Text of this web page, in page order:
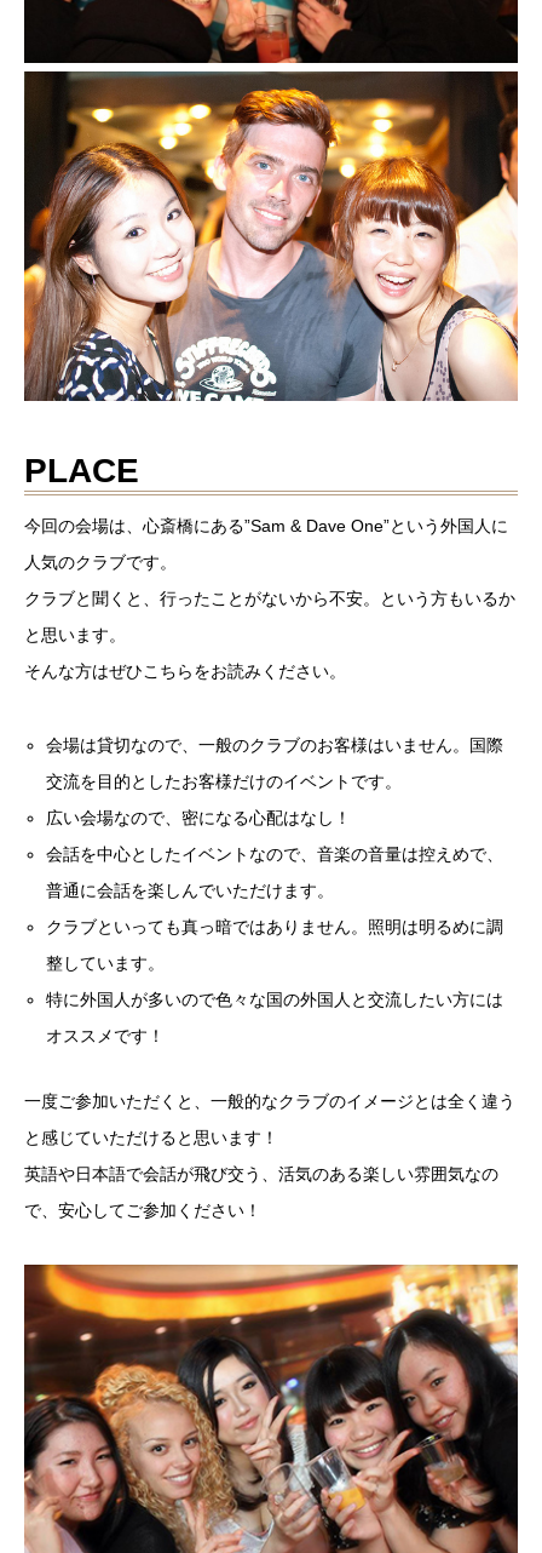
PLACE
今回の会場は、心斎橋にある”Sam & Dave One”という外国人に
人気のクラブです。
クラブと聞くと、行ったことがないから不安。という方もいるか
と思います。
そんな方はぜひこちらをお読みください。
会場は貸切なので、一般のクラブのお客様はいません。国際
交流を目的としたお客様だけのイベントです。
広い会場なので、密になる心配はなし！
会話を中心としたイベントなので、音楽の音量は控えめで、
普通に会話を楽しんでいただけます。
クラブといっても真っ暗ではありません。照明は明るめに調
整しています。
特に外国人が多いので色々な国の外国人と交流したい方には
オススメです！
一度ご参加いただくと、一般的なクラブのイメージとは全く違う
と感じていただけると思います！
英語や日本語で会話が飛び交う、活気のある楽しい雰囲気なの
で、安心してご参加ください！